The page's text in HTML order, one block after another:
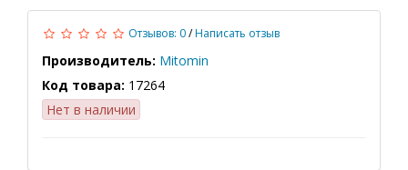
Отзывов: 0/Написать отзыв
Производитель: Mitomin
Код товара: 17264
Нет в наличии